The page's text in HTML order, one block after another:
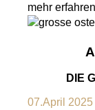
mehr erfahren
DIE
07.April 2025